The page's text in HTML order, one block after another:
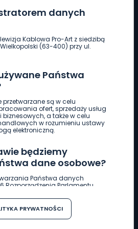
danych
Kablowa Pro-Art z siedzibą
(63-400) przy ul.
Państwa
są w celu
ofert, sprzedaży usług
a także w celu
w rozumieniu ustawy
elektroniczną.
będziemy
dane osobowe?
Państwa danych
Rozporządzenia Parlamentu
fizycznych w związku z
osobowych w sprawie
danych oraz uchylenia
PRYWATNOŚCI